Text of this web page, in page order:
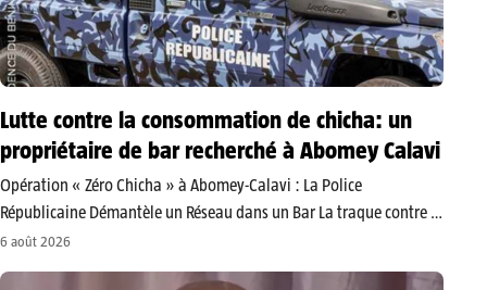
Lutte contre la consommation de chicha: un
propriétaire de bar recherché à Abomey Calavi
Opération « Zéro Chicha » à Abomey-Calavi : La Police
Républicaine Démantèle un Réseau dans un Bar ​La traque contre la
consommation de la chicha et les activités illicites se renforce dans
6 août 2026